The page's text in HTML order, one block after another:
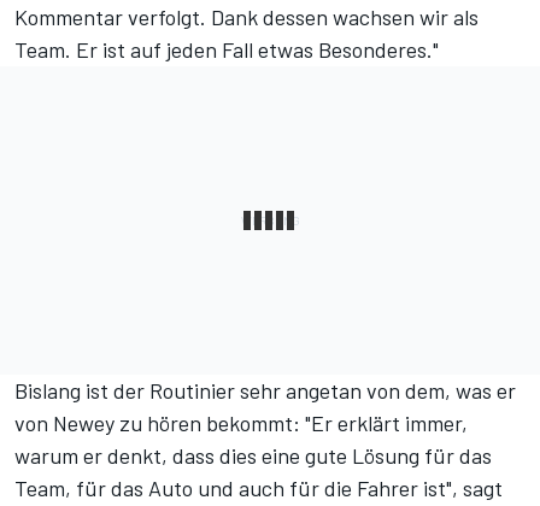
Kommentar verfolgt. Dank dessen wachsen wir als
Team. Er ist auf jeden Fall etwas Besonderes."
Bislang ist der Routinier sehr angetan von dem, was er
von Newey zu hören bekommt: "Er erklärt immer,
warum er denkt, dass dies eine gute Lösung für das
Team, für das Auto und auch für die Fahrer ist", sagt